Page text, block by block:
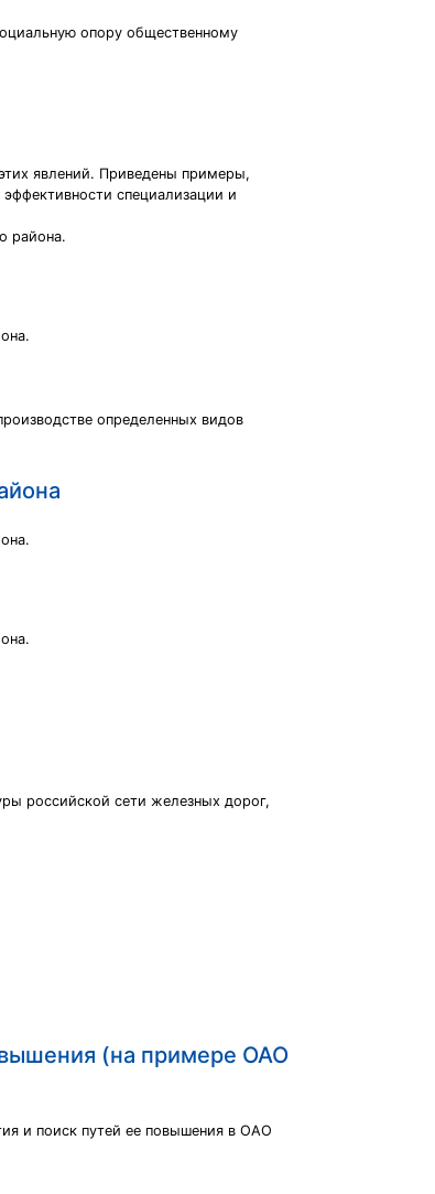
опору общественному
явлений. Приведены примеры,
специализации и
района.
определенных видов
российской сети железных дорог,
(на примере ОАО
и поиск путей ее повышения в ОАО